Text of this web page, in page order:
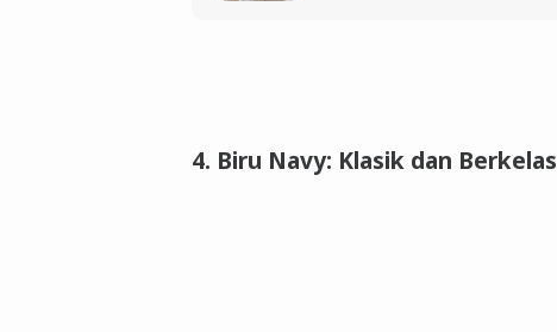
4. Biru Navy: Klasik dan Berkelas